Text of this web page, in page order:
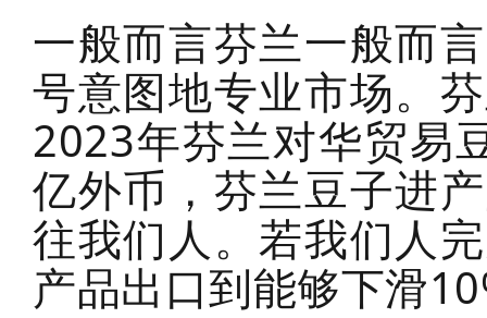
一般而言芬兰一般而
号意图地专业市场。
2023年芬兰对华贸易
亿外币，芬兰豆子进
往我们人。若我们人
产品出口到能够下滑